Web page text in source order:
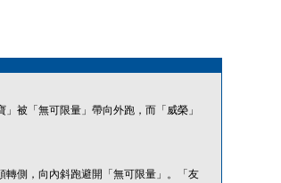
被「無可限量」帶向外跑，而「威榮」
側，向內斜跑避開「無可限量」。「友